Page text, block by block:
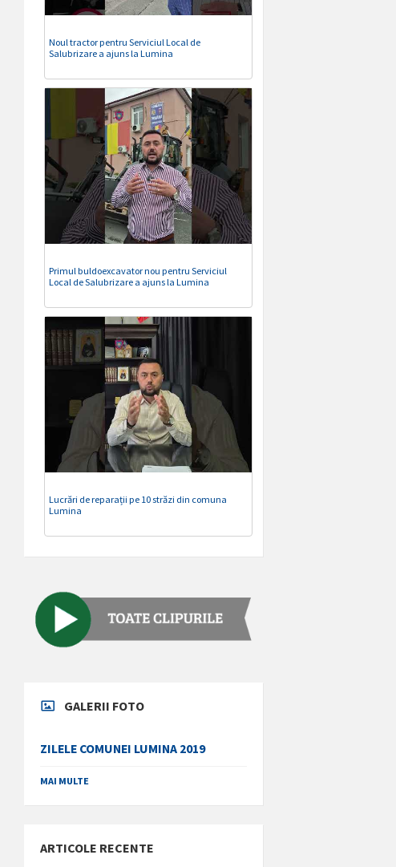
Noul tractor pentru Serviciul Local de
Salubrizare a ajuns la Lumina
Primul buldoexcavator nou pentru Serviciul
Local de Salubrizare a ajuns la Lumina
Lucrări de reparații pe 10 străzi din comuna
Lumina
GALERII FOTO
ZILELE COMUNEI LUMINA 2019
MAI MULTE
ARTICOLE RECENTE